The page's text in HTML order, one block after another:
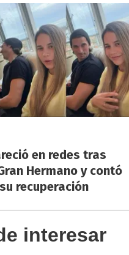
en redes tras
Hermano y contó
recuperación
interesar